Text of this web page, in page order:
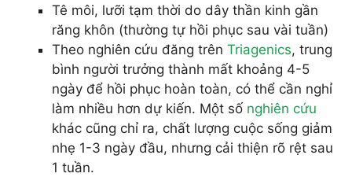
Tê môi, lưỡi tạm thời do dây thần kinh gần
răng khôn (thường tự hồi phục sau vài tuần)
Theo nghiên cứu đăng trên Triagenics, trung
bình người trưởng thành mất khoảng 4-5
ngày để hồi phục hoàn toàn, có thể cần nghỉ
làm nhiều hơn dự kiến. Một số nghiên cứu
khác cũng chỉ ra, chất lượng cuộc sống giảm
nhẹ 1-3 ngày đầu, nhưng cải thiện rõ rệt sau
1 tuần.